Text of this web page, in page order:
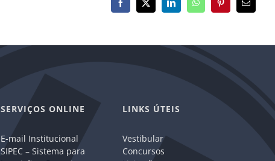
Facebook
X LinkedInWhatsAppPinterest
E-
mail
SERVIÇOS ONLINE
E-mail Institucional
SIPEC – Sistema para
LINKS ÚTEIS
Vestibular
Concursos